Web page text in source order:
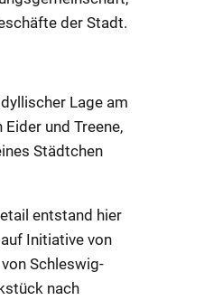
der Stadt.
Lage am
und Treene,
Städtchen
entstand hier
Initiative von
Schleswig-
nach